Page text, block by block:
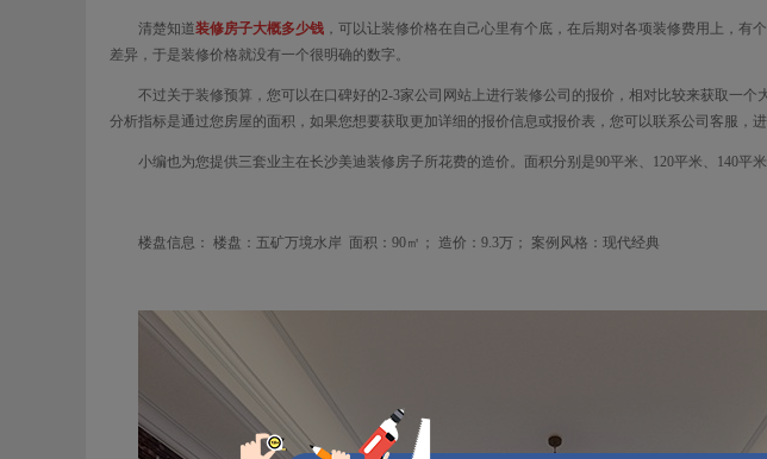
清楚知道装修房子大概多少钱 ，可以让装修价格在自己心里有个底，在后期对各项装修费用上，有
差异，于是装修价格就没有一个很明确的数字。
不过关于装修预算，您可以在口碑好的2-3家公司网站上进行装修公司的报价，相对比较来获取一
分析指标是通过您房屋的面积，如果您想要获取更加详细的报价信息或报价表，您可以联系公司客服，进
小编也为您提供三套业主在长沙美迪装修房子所花费的造价。面积分别是90平米、 120平米、 140平
楼盘信息： 楼盘：五矿万境水岸 面积：90㎡； 造价： 9.3万； 案例风格：现代经典